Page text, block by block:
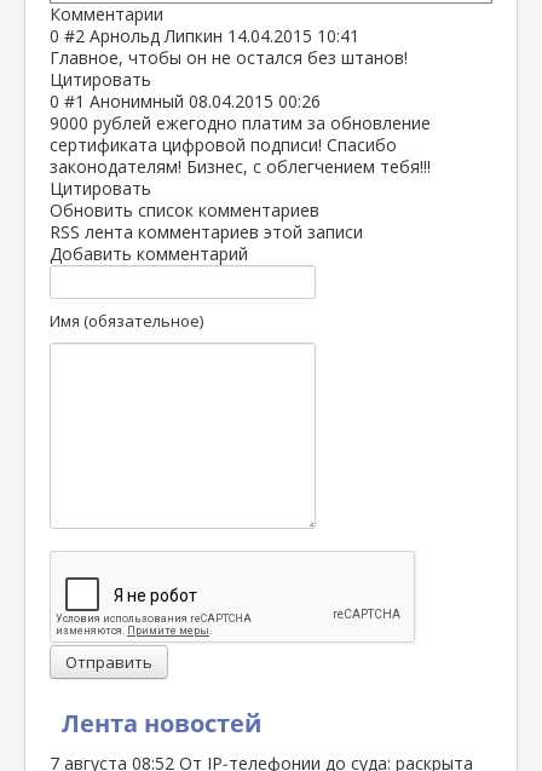
Лента новостей
7 августа 08:52 От IP‑телефонии до суда: раскрыта
Комментарии
0 #2 Арнольд Липкин 14.04.2015 10:41
Главное, чтобы он не остался без штанов!
Цитировать
0 #1 Анонимный 08.04.2015 00:26
9000 рублей ежегодно платим за обновление
сертификата цифровой подписи! Спасибо
законодателям! Бизнес, с облегчением тебя!!!
Цитировать
Обновить список комментариев
RSS лента комментариев этой записи
Добавить комментарий
Имя (обязательное)
Отправить